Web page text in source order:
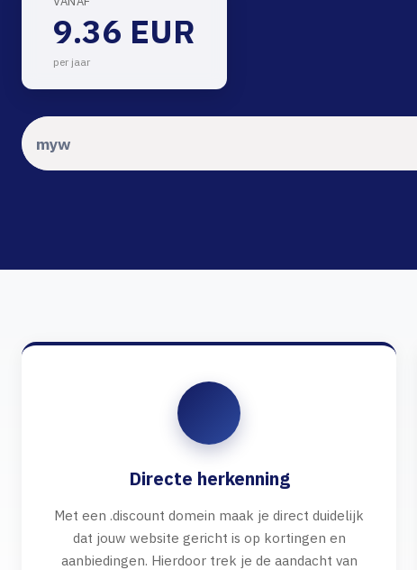
9.36 EUR
per jaar
Directe herkenning
Met een .discount domein maak je direct duidelijk
dat jouw website gericht is op kortingen en
aanbiedingen. Hierdoor trek je de aandacht van